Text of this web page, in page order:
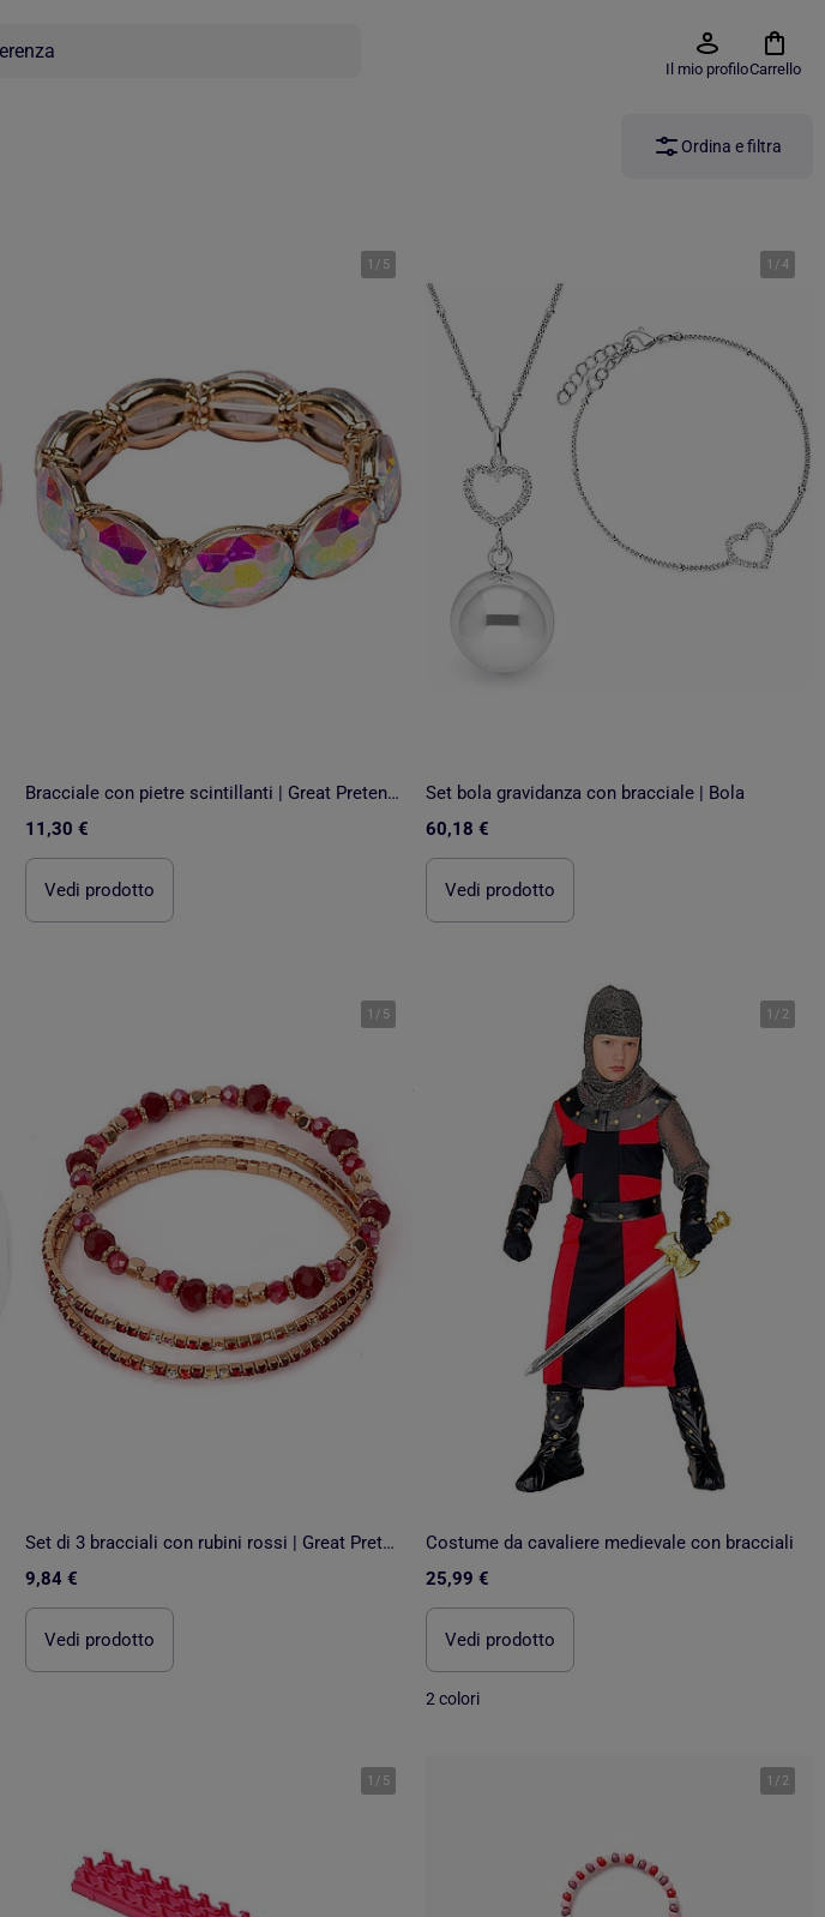
Il mio profiloCarrello
Ordina e filtra
1 / 5
Bracciale con pietre scintillanti | Great Pretenders
11,30 €
Vedi prodotto
1 /4
Set bola gravidanza con bracciale | Bola
60,18 €
Vedi prodotto
1 / 5
Set di 3 bracciali con rubini rossi | Great Pretenders
9,84 €
Vedi prodotto
1 / 2
Costume da cavaliere medievale con bracciali
25,99 €
Vedi prodotto
2 colori
1 / 5 1 / 2